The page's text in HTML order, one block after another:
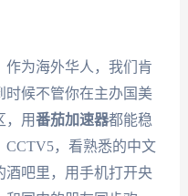
作为海外华人，我们肯
时候不管你在主办国美
，用番茄加速器都能稳
CCTV5，看熟悉的中文
酒吧里，用手机打开央